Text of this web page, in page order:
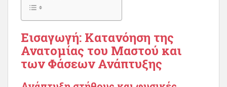
Εισαγωγή: Κατανόηση της
Ανατομίας του Μαστού και
των Φάσεων Ανάπτυξης